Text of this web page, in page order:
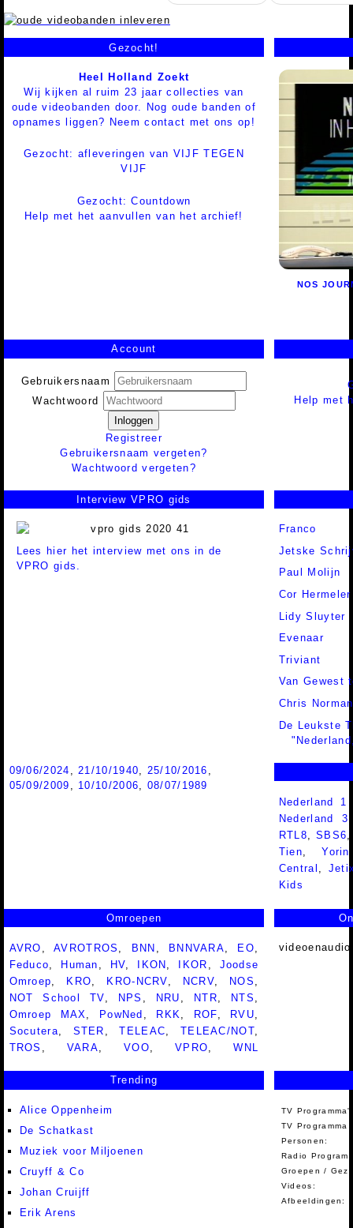
Gezocht!
Heel Holland Zoekt
Wij kijken al ruim 23 jaar collecties van
oude videobanden door. Nog oude banden of
opnames liggen? Neem contact met ons op!
Gezocht: afleveringen van VIJF TEGEN
VIJF
Gezocht: Countdown
Help met het aanvullen van het archief!
NOS
Account
Gebruikersnaam
Wachtwoord
Inloggen
Registreer
Gebruikersnaam vergeten?
Wachtwoord vergeten?
Help met
Interview VPRO gids
Lees hier het interview met ons in de
VPRO gids.
Franco
Jetske
Paul Molijn
Cor Hermeler
Lidy Sluyter
Evenaar
Triviant
Van Gewest
Chris Norman
De Leukste
09/06/2024 21/10/1940 25/10/2016
05/09/2009
10/10/2006
08/07/1989
Nederland
Nederland
RTL8,SBS6
Tien,Yorin
Central ,
Kids
Omroepen
AVRO ,AVROTROS BNN BNNVARA EO
Feduco
Human HV IKON IKOR
Joodse
Omroep
KRO KRO-NCRV NCRV NOS
NOT School TV
NPS NRU NTR NTS
Omroep MAX
PowNed RKK ROF RVU
Socutera
STER ,TELEAC TELEAC/NOT
TROS
VARA ,VOO ,VPRO ,WNL
Trending
Alice Oppenheim
De Schatkast
Muziek voor Miljoenen
Cruyff & Co
Johan Cruijff
Erik Arens
TV
TV Programma
Personen:
Radio
Groepen /
Videos:
Afbeeldingen: